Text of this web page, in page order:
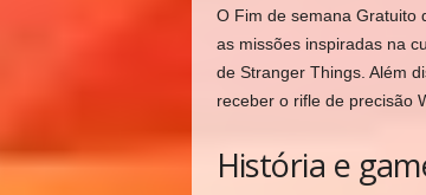
O Fim de semana Gratuito
as missões inspiradas na
de Stranger Things. Além
receber o rifle de precisão
História e